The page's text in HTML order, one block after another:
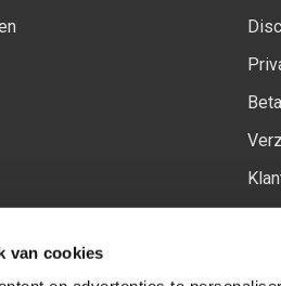
van cookies